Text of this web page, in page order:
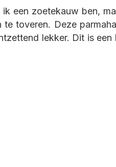
een zoetekauw ben,
toveren. Deze
lekker. Dit is